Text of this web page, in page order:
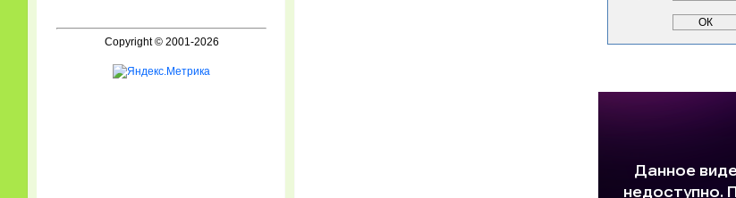
Copyright © 2001-2026